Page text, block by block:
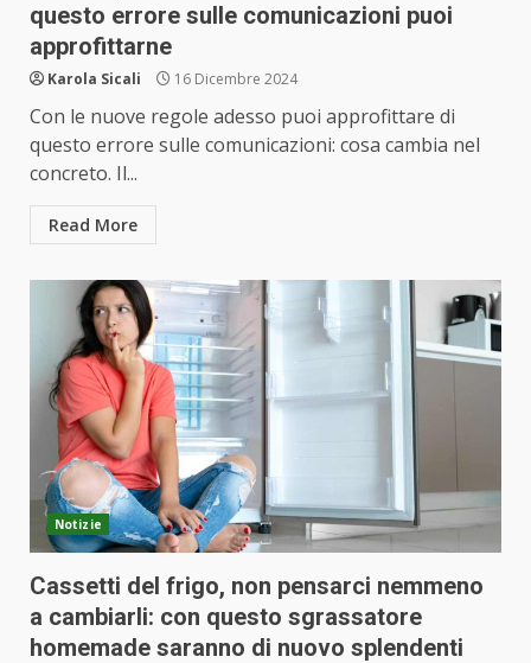
questo errore sulle comunicazioni puoi
approfittarne
Karola Sicali 16 Dicembre 2024
Con le nuove regole adesso puoi approfittare di
questo errore sulle comunicazioni: cosa cambia nel
concreto. Il...
Read More
Notizie
Cassetti del frigo, non pensarci nemmeno
a cambiarli: con questo sgrassatore
homemade saranno di nuovo splendenti